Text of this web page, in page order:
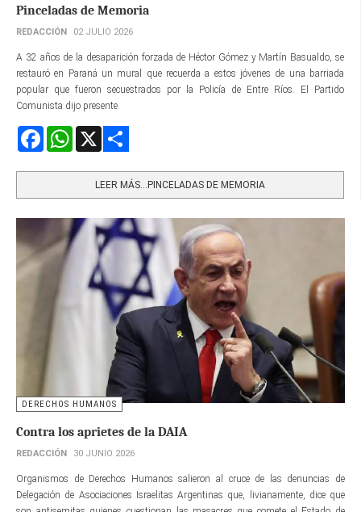
Pinceladas de Memoria
REDACCIÓN 02 JULIO 2026
A 32 años de la desaparición forzada de Héctor Gómez y Martín Basualdo, se
restauró en Paraná un mural que recuerda a estos jóvenes de una barriada
popular que fueron secuestrados por la Policía de Entre Ríos. El Partido
Comunista dijo presente.
FacebookWhatsApp
LEER MÁS…PINCELADAS DE MEMORIA
DERECHOS HUMANOS
Contra los aprietes de la DAIA
REDACCIÓN 30 JUNIO 2026
Organismos de Derechos Humanos salieron al cruce de las denuncias de
Delegación de Asociaciones Israelitas Argentinas que, livianamente, dice que